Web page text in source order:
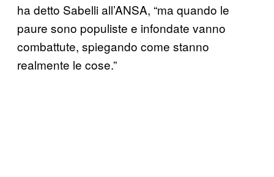
ha detto Sabelli all’ANSA, “ma quando le
paure sono populiste e infondate vanno
combattute, spiegando come stanno
realmente le cose.”